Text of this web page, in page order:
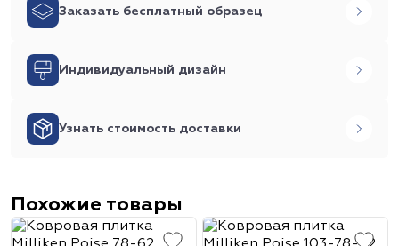
Заказать бесплатный образец
Индивидуальный дизайн
Узнать стоимость доставки
Похожие товары